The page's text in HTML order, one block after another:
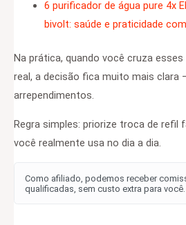
6 purificador de água pure 4x
bivolt: saúde e praticidade
Na prática, quando você cruza
real, a decisão fica muito mais clara
arrependimentos.
Regra simples: priorize troca de refil
você realmente usa no dia a dia.
Como afiliado, podemos receber
qualificadas, sem custo extra para você.